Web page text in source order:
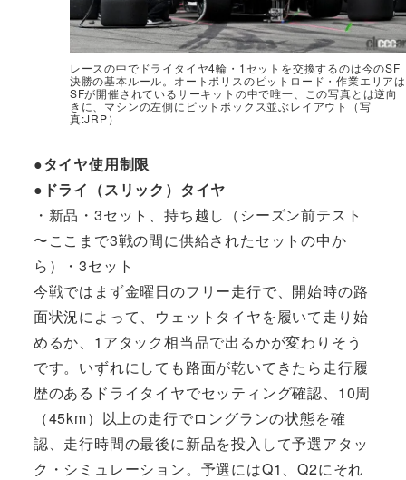
レースの中でドライタイヤ4輪・1セットを交換するのは今のSF
決勝の基本ルール。オートポリスのピットロード・作業エリアは
SFが開催されているサーキットの中で唯一、この写真とは逆向
きに、マシンの左側にピットボックス並ぶレイアウト（写
真:JRP）
●タイヤ使用制限
●ドライ（スリック）タイヤ
・新品・3セット、持ち越し（シーズン前テスト
〜ここまで3戦の間に供給されたセットの中か
ら）・3セット
今戦ではまず金曜日のフリー走行で、開始時の路
面状況によって、ウェットタイヤを履いて走り始
めるか、1アタック相当品で出るかが変わりそう
です。いずれにしても路面が乾いてきたら走行履
歴のあるドライタイヤでセッティング確認、10周
（45km）以上の走行でロングランの状態を確
認、走行時間の最後に新品を投入して予選アタッ
ク・シミュレーション。予選にはQ1、Q2にそれ